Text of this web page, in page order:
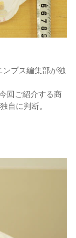
プス編集部が独
回ご紹介する商
自に判断。